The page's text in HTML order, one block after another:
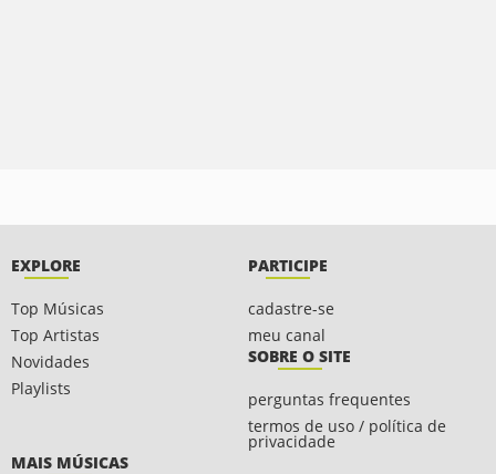
EXPLORE
Top Músicas
Top Artistas
Novidades
Playlists
PARTICIPE
cadastre-se
meu canal
SOBRE O SITE
perguntas frequentes
termos de uso / política de
privacidade
MAIS MÚSICAS